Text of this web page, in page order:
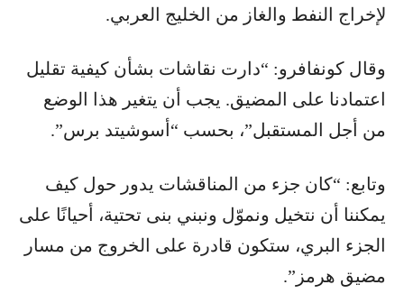
لإخراج النفط والغاز من الخليج العربي.
وقال كونفافرو: “دارت نقاشات بشأن كيفية تقليل
اعتمادنا على المضيق. يجب أن يتغير هذا الوضع
من أجل المستقبل”، بحسب “أسوشيتد برس”.
وتابع: “كان جزء من المناقشات يدور حول كيف
يمكننا أن نتخيل ونموّل ونبني بنى تحتية، أحيانًا على
الجزء البري، ستكون قادرة على الخروج من مسار
مضيق هرمز”.